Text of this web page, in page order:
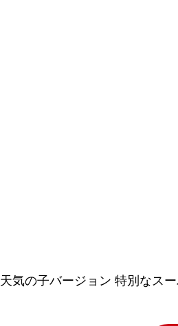
天気の子バージョン 特別なス